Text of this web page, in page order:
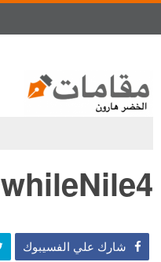
whileNile4
شارك علي الفسيبوك